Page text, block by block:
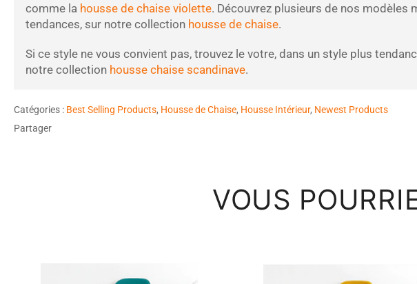
comme la housse de chaise violette. Découvrez plusieurs de nos modèles
tendances, sur notre collection housse de chaise.
Si ce style ne vous convient pas, trouvez le votre, dans un style plus
notre collection housse chaise scandinave.
Catégories : Best Selling Products, Housse de Chaise, Housse Intérieur, Newest Products
Partager
VOUS